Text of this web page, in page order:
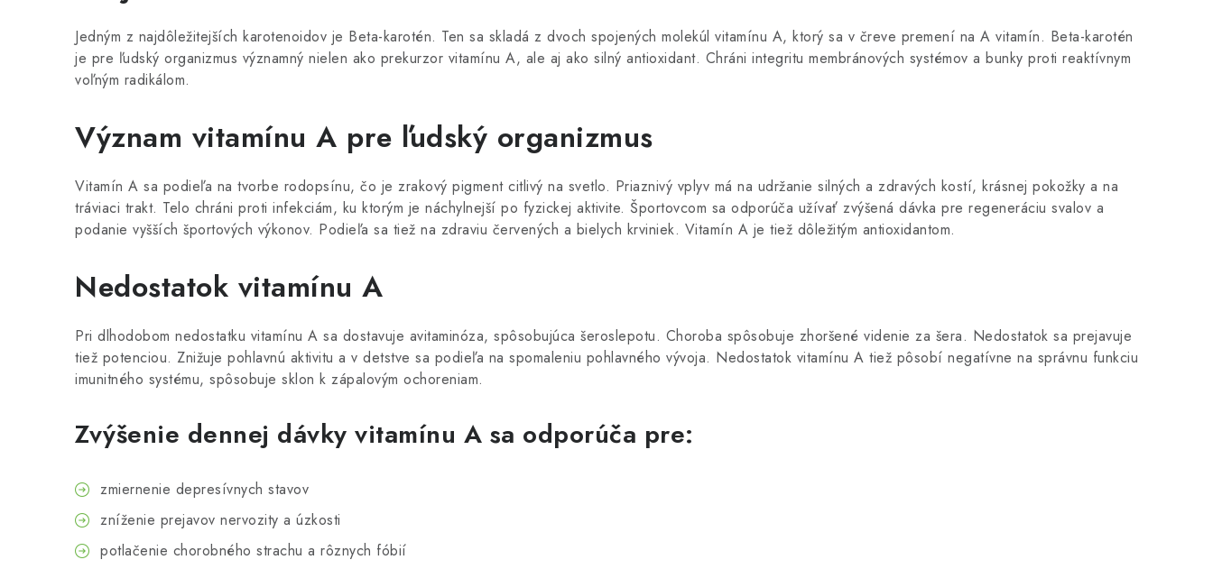
Jedným z najdôležitejších karotenoidov je Beta-karotén. Ten sa skladá z dvoch spojených molekúl vitamínu A, ktorý sa v čreve premení na A vitamín. Beta-karotén
je pre ľudský organizmus významný nielen ako prekurzor vitamínu A, ale aj ako silný antioxidant. Chráni integritu membránových systémov a bunky proti reaktívnym
voľným radikálom.
Význam vitamínu A pre ľudský organizmus
Vitamín A sa podieľa na tvorbe rodopsínu, čo je zrakový pigment citlivý na svetlo. Priaznivý vplyv má na udržanie silných a zdravých kostí, krásnej pokožky a na
tráviaci trakt. Telo chráni proti infekciám, ku ktorým je náchylnejší po fyzickej aktivite. Športovcom sa odporúča užívať zvýšená dávka pre regeneráciu svalov a
podanie vyšších športových výkonov. Podieľa sa tiež na zdraviu červených a bielych krviniek. Vitamín A je tiež dôležitým antioxidantom.
Nedostatok vitamínu A
Pri dlhodobom nedostatku vitamínu A sa dostavuje avitaminóza, spôsobujúca šeroslepotu. Choroba spôsobuje zhoršené videnie za šera. Nedostatok sa prejavuje
tiež potenciou. Znižuje pohlavnú aktivitu a v detstve sa podieľa na spomaleniu pohlavného vývoja. Nedostatok vitamínu A tiež pôsobí negatívne na správnu funkciu
imunitného systému, spôsobuje sklon k zápalovým ochoreniam.
Zvýšenie dennej dávky vitamínu A sa odporúča pre:
zmiernenie depresívnych stavov
zníženie prejavov nervozity a úzkosti
potlačenie chorobného strachu a rôznych fóbií